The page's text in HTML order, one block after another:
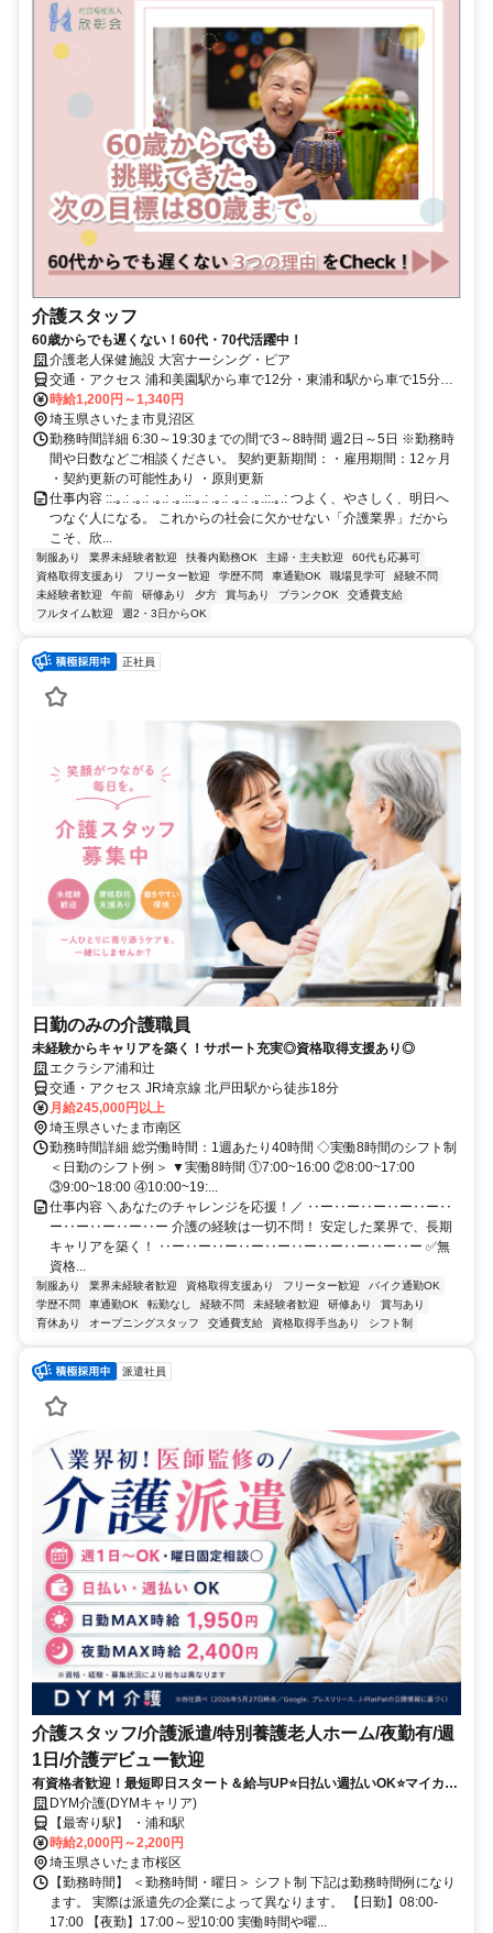
介護スタッフ
60歳からでも遅くない！60代・70代活躍中！
介護老人保健施設 大宮ナーシング・ピア
交通・アクセス 浦和美園駅から車で12分・東浦和駅から車で15分・
大宮駅からバスで25分
時給1,200円～1,340円
埼玉県さいたま市見沼区
勤務時間詳細 6:30～19:30までの間で3～8時間 週2日～5日 ※勤務時
間や日数などご相談ください。 契約更新期間：・雇用期間：12ヶ月
・契約更新の可能性あり ・原則更新
仕事内容 ::.｡.: .｡.: .｡.: .｡.::.｡.: .｡.: .｡.: .｡.::.｡.: つよく、やさしく、明日へ
つなぐ人になる。 これからの社会に欠かせない「介護業界」だから
こそ、欣...
制服あり 業界未経験者歓迎 扶養内勤務OK 主婦・主夫歓迎
60代も応募可
資格取得支援あり
フリーター歓迎 学歴不問 車通勤OK 職場見学可
経験不問
未経験者歓迎
午前 研修あり 夕方 賞与あり ブランクOK
交通費支給
フルタイム歓迎
週2・3日からOK
正社員
日勤のみの介護職員
未経験からキャリアを築く！サポート充実◎資格取得支援あり◎
エクラシア浦和辻
交通・アクセス JR埼京線 北戸田駅から徒歩18分
月給245,000円以上
埼玉県さいたま市南区
勤務時間詳細 総労働時間：1週あたり40時間 ◇実働8時間のシフト制
＜日勤のシフト例＞ ▼実働8時間 ①7:00~16:00 ②8:00~17:00
③9:00~18:00 ④10:00~19:...
仕事内容 ＼あなたのチャレンジを応援！／ ‥ー‥ー‥ー‥ー‥ー‥
ー‥ー‥ー‥ー‥ー 介護の経験は一切不問！ 安定した業界で、長期
キャリアを築く！ ‥ー‥ー‥ー‥ー‥ー‥ー‥ー‥ー‥ー‥ー ✅無
資格...
制服あり 業界未経験者歓迎 資格取得支援あり フリーター歓迎
バイク通勤OK
学歴不問
車通勤OK 転勤なし 経験不問 未経験者歓迎 研修あり
賞与あり
育休あり
オープニングスタッフ 交通費支給 資格取得手当あり シフト制
派遣社員
介護スタッフ/介護派遣/特別養護老人ホーム/夜勤有/週
1日/介護デビュー歓迎
有資格者歓迎！最短即日スタート＆給与UP⭐️日払い週払いOK⭐️マイカー
通勤可＆希望シフト柔軟対応✨
DYM介護(DYMキャリア)
【最寄り駅】 ・浦和駅
時給2,000円～2,200円
埼玉県さいたま市桜区
【勤務時間】 ＜勤務時間・曜日＞ シフト制 下記は勤務時間例になり
ます。 実際は派遣先の企業によって異なります。 【日勤】08:00-
17:00 【夜勤】17:00～翌10:00 実働時間や曜...